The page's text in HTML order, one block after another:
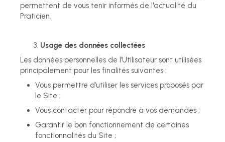
permettent de vous tenir informés de l'actualité du
Praticien.
Usage des données collectées
Les données personnelles de l’Utilisateur sont utilisées
principalement pour les finalités suivantes :
Vous permettre d’utiliser les services proposés par
le Site ;
Vous contacter pour répondre à vos demandes ;
Garantir le bon fonctionnement de certaines
fonctionnalités du Site ;